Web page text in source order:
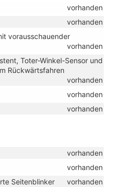
vorhanden
vorhanden
vorausschauender
vorhanden
Toter-Winkel-Sensor und
Rückwärtsfahren
vorhanden
vorhanden
vorhanden
vorhanden
vorhanden
Seitenblinker
vorhanden